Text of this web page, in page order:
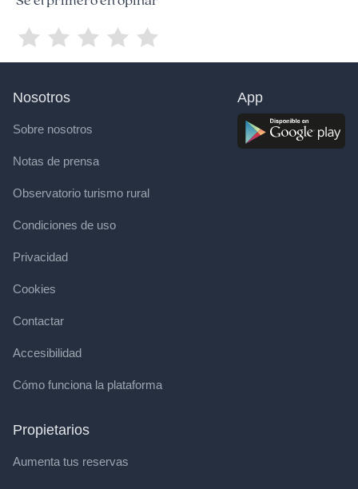
Nosotros
Sobre nosotros
Notas de prensa
Observatorio turismo rural
Condiciones de uso
Privacidad
Cookies
Contactar
Accesibilidad
Cómo funciona la plataforma
Propietarios
Aumenta tus reservas
App